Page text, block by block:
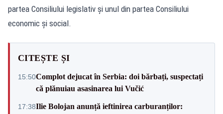
partea Consiliului legislativ și unul din partea Consiliului
economic și social.
CITEȘTE ȘI
15:50Complot dejucat în Serbia: doi bărbați, suspectați
că plănuiau asasinarea lui Vučić
17:38Ilie Bolojan anunță ieftinirea carburanților: